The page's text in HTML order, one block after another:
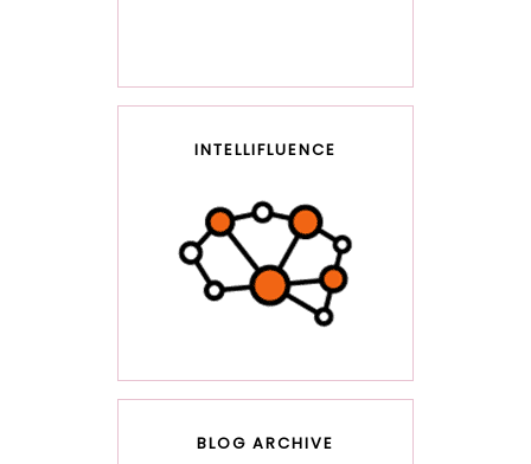
INTELLIFLUENCE
BLOG ARCHIVE